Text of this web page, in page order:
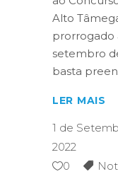
Alto
prorrogado
setembro
basta
LER MAIS
1 de
2022
0